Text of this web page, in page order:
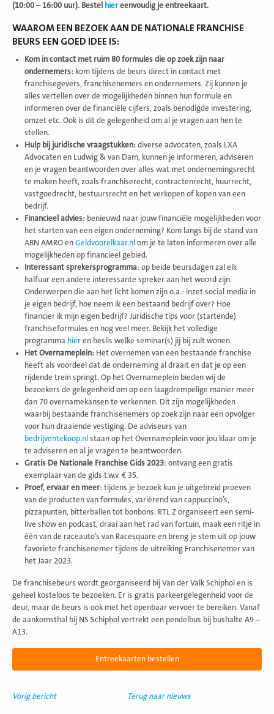
(10:00 – 16:00 uur). Bestel hier eenvoudig je entreekaart.
WAAROM EEN BEZOEK AAN DE NATIONALE FRANCHISE
BEURS EEN GOED IDEE IS:
Kom in contact met ruim 80 formules die op zoek zijn naar
ondernemers: kom tijdens de beurs direct in contact met
franchisegevers, franchisenemers en ondernemers. Zij kunnen je
alles vertellen over de mogelijkheden binnen hun formule en
informeren over de financiële cijfers, zoals benodigde investering,
omzet etc. Ook is dit de gelegenheid om al je vragen aan hen te
stellen.
Hulp bij juridische vraagstukken: diverse advocaten, zoals LXA
Advocaten en Ludwig & van Dam, kunnen je informeren, adviseren
en je vragen beantwoorden over alles wat met ondernemingsrecht
te maken heeft, zoals franchiserecht, contractenrecht, huurrecht,
vastgoedrecht, bestuursrecht en het verkopen of kopen van een
bedrijf.
Financieel advies: benieuwd naar jouw financiële mogelijkheden voor
het starten van een eigen onderneming? Kom langs bij de stand van
ABN AMRO en Geldvoorelkaar.nl om je te laten informeren over alle
mogelijkheden op financieel gebied.
Interessant sprekersprogramma: op beide beursdagen zal elk
halfuur een andere interessante spreker aan het woord zijn.
Onderwerpen die aan het licht komen zijn o.a.: inzet social media in
je eigen bedrijf, hoe neem ik een bestaand bedrijf over? Hoe
financier ik mijn eigen bedrijf? Juridische tips voor (startende)
franchiseformules en nog veel meer. Bekijk het volledige
programma hier en beslis welke seminar(s) jij bij zult wonen.
Het Overnameplein: Het overnemen van een bestaande franchise
heeft als voordeel dat de onderneming al draait en dat je op een
rijdende trein springt. Op het Overnameplein bieden wij de
bezoekers de gelegenheid om op een laagdrempelige manier meer
dan 70 overnamekansen te verkennen. Dit zijn mogelijkheden
waarbij bestaande franchisenemers op zoek zijn naar een opvolger
voor hun draaiende vestiging. De adviseurs van
bedrijventekoop.nl staan op het Overnameplein voor jou klaar om je
te adviseren en al je vragen te beantwoorden.
Gratis De Nationale Franchise Gids 2023: ontvang een gratis
exemplaar van de gids t.w.v. € 35.
Proef, ervaar en meer: tijdens je bezoek kun je uitgebreid proeven
van de producten van formules, variërend van cappuccino’s,
pizzapunten, bitterballen tot bonbons. RTL Z organiseert een semi-
live show en podcast, draai aan het rad van fortuin, maak een ritje in
één van de raceauto’s van Racesquare en breng je stem uit op jouw
favoriete franchisenemer tijdens de uitreiking Franchisenemer van
het Jaar 2023.
De franchisebeurs wordt georganiseerd bij Van der Valk Schiphol en is
geheel kosteloos te bezoeken. Er is gratis parkeergelegenheid voor de
deur, maar de beurs is ook met het openbaar vervoer te bereiken. Vanaf
de aankomsthal bij NS Schiphol vertrekt een pendelbus bij bushalte A9 –
A13.
Entreekaarten bestellen
Vorig bericht Terug naar nieuws